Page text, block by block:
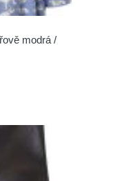
modrá /